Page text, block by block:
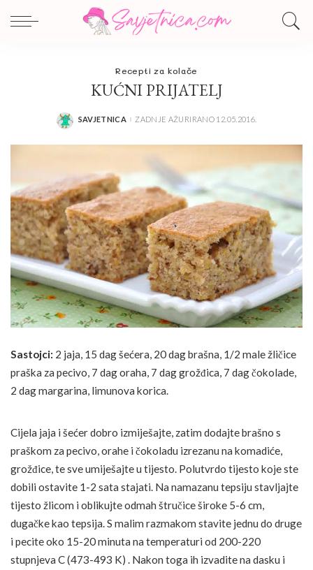
Recepti za kolače
KUĆNI PRIJATELJ
POSTED
SAVJETNICA ZADNJE AŽURIRANO 12.05.2016.
Sastojci: 2 jaja, 15 dag šećera, 20 dag brašna, 1/2 male žličice
praška za pecivo, 7 dag oraha, 7 dag grožđica, 7 dag čokolade,
2 dag margarina, limunova korica.
Cijela jaja i šećer dobro izmiješajte, zatim dodajte brašno s
praškom za pecivo, orahe i čokoladu izrezanu na komadiće,
grožđice, te sve umiješajte u tijesto. Polutvrdo tijesto koje ste
dobili ostavite 1-2 sata stajati. Na namazanu tepsiju stavljajte
tijesto žlicom i oblikujte odmah štručice široke 5-6 cm,
dugačke kao tepsija. S malim razmakom stavite jednu do druge
i pecite oko 15-20 minuta na temperaturi od 200-220
stupnjeva C (473-493 K) . Nakon toga ih izvadite na dasku i